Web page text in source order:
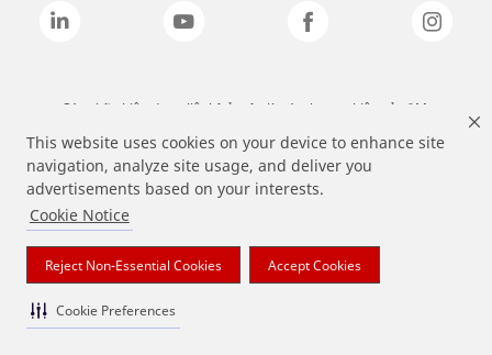
This website uses cookies on your device to enhance site
navigation, analyze site usage, and deliver you
advertisements based on your interests.
Cookie Notice
Reject Non-Essential Cookies Accept Cookies
Cookie Preferences
Các nhãn hiệu được liệt kê ở trên là các thương hiệu của 3M.